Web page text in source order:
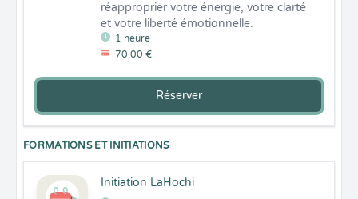
1 heure
70,00 €
réapproprier votre énergie, votre clarté
et votre liberté émotionnelle.
Réserver
FORMATIONS ET INITIATIONS
Initiation LaHochi